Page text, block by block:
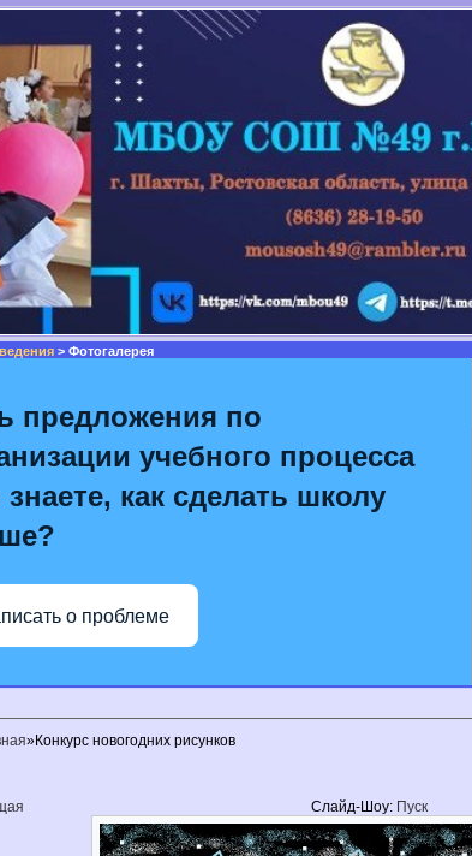
> Фотогалерея
предложения по
учебного процесса
как сделать школу
о проблеме
»Конкурс новогодних рисунков
Слайд-Шоу: Пуск